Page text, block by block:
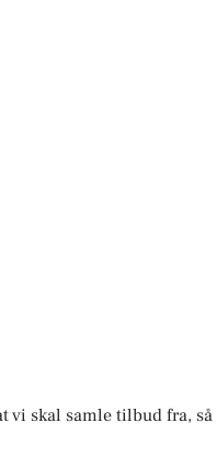
vi skal samle tilbud fra, så